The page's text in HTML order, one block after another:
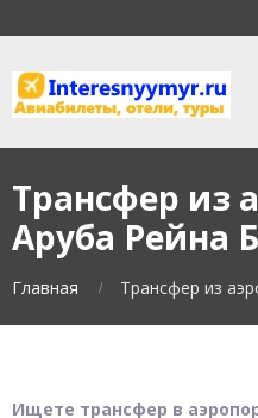
Трансфер из
Аруба Рейна
Главная Трансфер из
Ищете трансфер в